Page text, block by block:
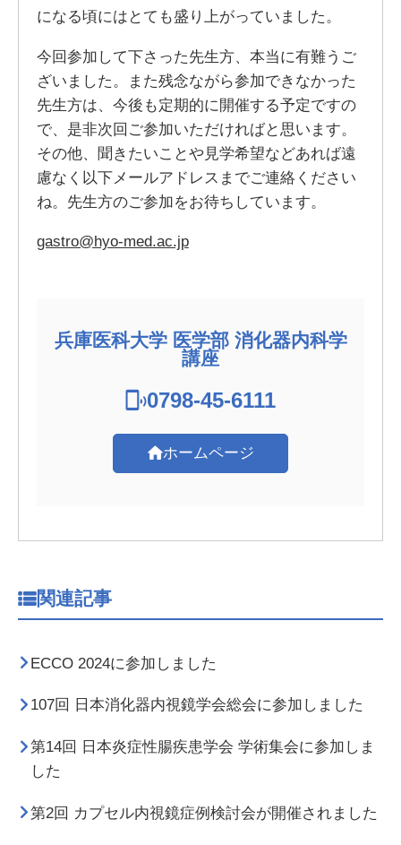
になる頃にはとても盛り上がっていました。
今回参加して下さった先生方、本当に有難うご
ざいました。また残念ながら参加できなかった
先生方は、今後も定期的に開催する予定ですの
で、是非次回ご参加いただければと思います。
その他、聞きたいことや見学希望などあれば遠
慮なく以下メールアドレスまでご連絡ください
ね。先生方のご参加をお待ちしています。
gastro@hyo-med.ac.jp
兵庫医科大学 医学部 消化器内科学
講座
0798-45-6111
ホームページ
関連記事
ECCO 2024に参加しました
107回 日本消化器内視鏡学会総会に参加しました
第14回 日本炎症性腸疾患学会 学術集会に参加しま
した
第2回 カプセル内視鏡症例検討会が開催されました